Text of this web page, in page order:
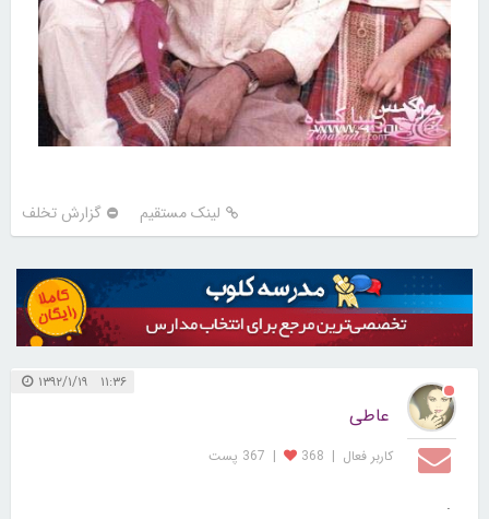
لینک مستقیم گزارش تخلف
۱۱:۳۶ ۱۳۹۲/۱/۱۹
عاطی
کاربر فعال |
368
| 367 پست
.